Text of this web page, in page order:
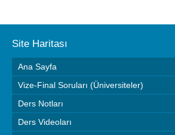
Site Haritası
Ana Sayfa
Vize-Final Soruları (Üniversiteler)
Ders Notları
Ders Videoları